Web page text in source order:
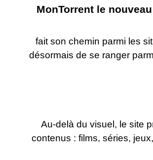
MonTorrent le
fait son chemin parmi les
désormais de se ranger
Au-delà du visuel, le site
contenus : films, séries,